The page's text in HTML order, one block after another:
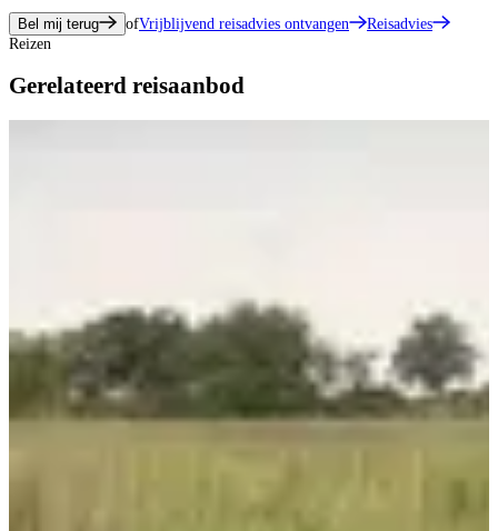
Bel mij terug ofVrijblijvend reisadvies ontvangen
Reisadvies
Reizen
Gerelateerd reisaanbod